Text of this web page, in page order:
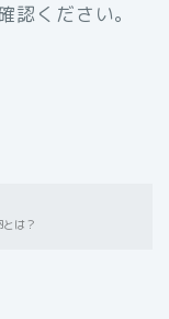
認ください。
は？